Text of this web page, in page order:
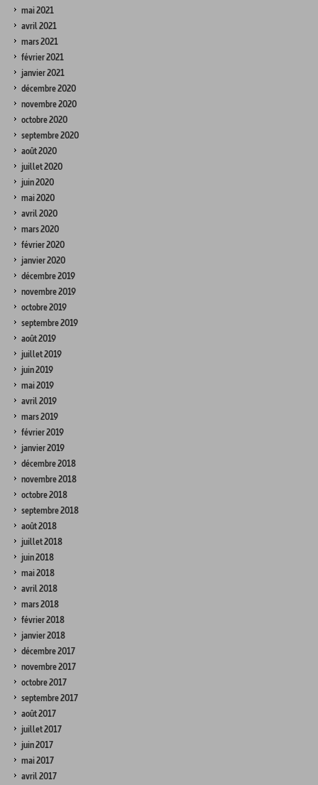
mai 2021
avril 2021
mars 2021
février 2021
janvier 2021
décembre 2020
novembre 2020
octobre 2020
septembre 2020
août 2020
juillet 2020
juin 2020
mai 2020
avril 2020
mars 2020
février 2020
janvier 2020
décembre 2019
novembre 2019
octobre 2019
septembre 2019
août 2019
juillet 2019
juin 2019
mai 2019
avril 2019
mars 2019
février 2019
janvier 2019
décembre 2018
novembre 2018
octobre 2018
septembre 2018
août 2018
juillet 2018
juin 2018
mai 2018
avril 2018
mars 2018
février 2018
janvier 2018
décembre 2017
novembre 2017
octobre 2017
septembre 2017
août 2017
juillet 2017
juin 2017
mai 2017
avril 2017